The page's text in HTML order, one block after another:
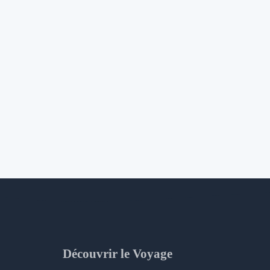
Découvrir le Voyage